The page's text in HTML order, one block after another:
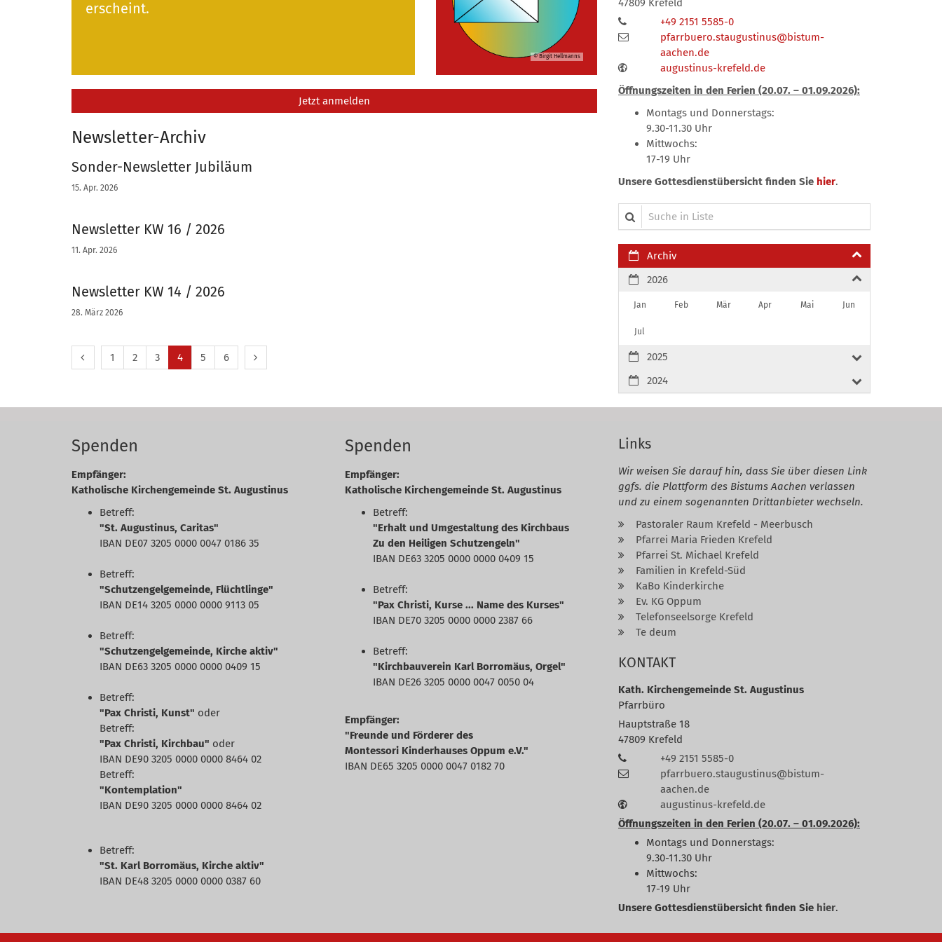
erscheint.
© Birgit Hellmanns
Jetzt anmelden
Newsletter-Archiv
Sonder-Newsletter Jubiläum
15. Apr. 2026
Newsletter KW 16 / 2026
11. Apr. 2026
Newsletter KW 14 / 2026
28. März 2026
Vorherige Seite
Erste Seite
1 2 3 4 5 6 Nächste Seite
47809 Krefeld
+49 2151 5585-0
pfarrbuero.staugustinus@bistum-
aachen.de
augustinus-krefeld.de
Öffnungszeiten in den Ferien (20.07. – 01.09.2026):
Montags und Donnerstags:
9.30-11.30 Uhr
Mittwochs:
17-19 Uhr
Unsere Gottesdienstübersicht finden Sie hier.
Suche in Liste
Archiv
2026
Jan Feb Mär Apr Mai Jun
Jul
2025
2024
Spenden
Empfänger:
Katholische Kirchengemeinde St. Augustinus
Betreff:
"St. Augustinus, Caritas"
IBAN DE07 3205 0000 0047 0186 35
Betreff:
"Schutzengelgemeinde, Flüchtlinge"
IBAN DE14 3205 0000 0000 9113 05
Betreff:
"Schutzengelgemeinde, Kirche aktiv"
IBAN DE63 3205 0000 0000 0409 15
Betreff:
"Pax Christi, Kunst" oder
Betreff:
"Pax Christi, Kirchbau" oder
IBAN DE90 3205 0000 0000 8464 02
Betreff:
"Kontemplation"
IBAN DE90 3205 0000 0000 8464 02
Betreff:
"St. Karl Borromäus, Kirche aktiv"
IBAN DE48 3205 0000 0000 0387 60
Spenden
Empfänger:
Katholische Kirchengemeinde St. Augustinus
Betreff:
"Erhalt und Umgestaltung des Kirchbaus
Zu den Heiligen Schutzengeln"
IBAN DE63 3205 0000 0000 0409 15
Betreff:
"Pax Christi, Kurse ... Name des Kurses"
IBAN DE70 3205 0000 0000 2387 66
Betreff:
"Kirchbauverein Karl Borromäus, Orgel"
IBAN DE26 3205 0000 0047 0050 04
Empfänger:
"Freunde und Förderer des
Montessori Kinderhauses Oppum e.V."
IBAN DE65 3205 0000 0047 0182 70
Links
Wir weisen Sie darauf hin, dass Sie über diesen Link
ggfs. die Plattform des Bistums Aachen verlassen
und zu einem sogenannten Drittanbieter wechseln.
Pastoraler Raum Krefeld - Meerbusch
Pfarrei Maria Frieden Krefeld
Pfarrei St. Michael Krefeld
Familien in Krefeld-Süd
KaBo Kinderkirche
Ev. KG Oppum
Telefonseelsorge Krefeld
Te deum
KONTAKT
Kath. Kirchengemeinde St. Augustinus
Pfarrbüro
Hauptstraße 18
47809 Krefeld
+49 2151 5585-0
pfarrbuero.staugustinus@bistum-
aachen.de
augustinus-krefeld.de
Öffnungszeiten in den Ferien (20.07. – 01.09.2026):
Montags und Donnerstags:
9.30-11.30 Uhr
Mittwochs:
17-19 Uhr
Unsere Gottesdienstübersicht finden Sie hier.